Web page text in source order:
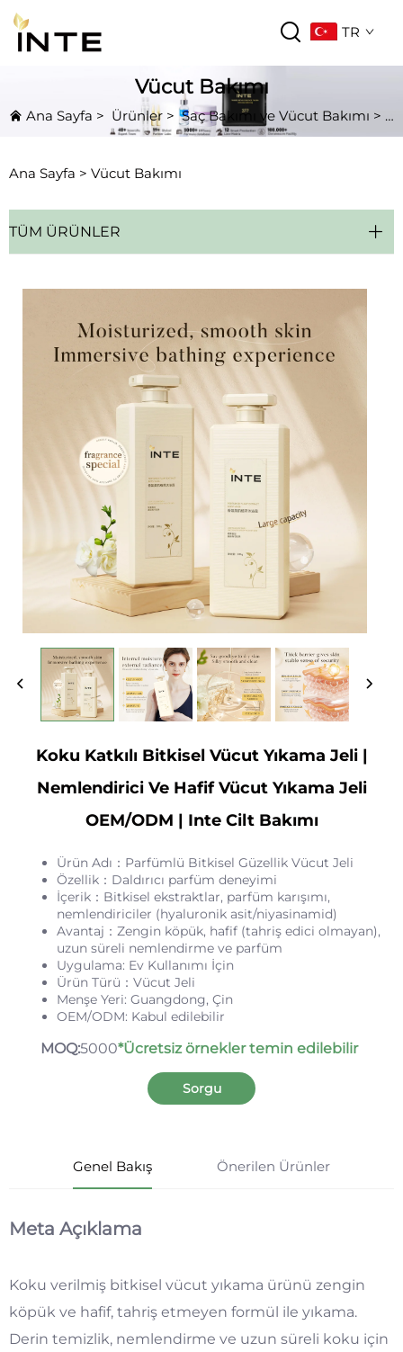
TR
Vücut Bakımı
Ana Sayfa > Ürünler >Saç Bakımı ve Vücut Bakımı >
Ana Sayfa > Vücut Bakımı
TÜM ÜRÜNLER
Koku Katkılı Bitkisel Vücut Yıkama Jeli |
Nemlendirici Ve Hafif Vücut Yıkama Jeli
OEM/ODM | Inte Cilt Bakımı
Ürün Adı：Parfümlü Bitkisel Güzellik Vücut Jeli
Özellik：Daldırıcı parfüm deneyimi
İçerik：Bitkisel ekstraktlar, parfüm karışımı,
nemlendiriciler (hyaluronik asit/niyasinamid)
Avantaj：Zengin köpük, hafif (tahriş edici olmayan),
uzun süreli nemlendirme ve parfüm
Uygulama: Ev Kullanımı İçin
Ürün Türü：Vücut Jeli
Menşe Yeri: Guangdong, Çin
OEM/ODM: Kabul edilebilir
MOQ:5000*Ücretsiz örnekler temin edilebilir
Sorgu
Genel Bakış Önerilen Ürünler
Meta Açıklama
Koku verilmiş bitkisel vücut yıkama ürünü zengin
köpük ve hafif, tahriş etmeyen formül ile yıkama.
Derin temizlik, nemlendirme ve uzun süreli koku için